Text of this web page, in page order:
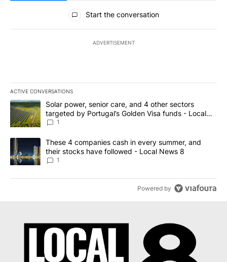
All Comments
Start the conversation
ADVERTISEMENT
ACTIVE CONVERSATIONS
The following is a list of the most commented articles in the last
A trending article titled "Solar power, senior care, and 4 other
Solar power, senior care, and 4 other sectors
targeted by Portugal’s Golden Visa funds - Local
News 8
1
A trending article titled "These 4 companies cash in every
These 4 companies cash in every summer, and
their stocks have followed - Local News 8
1
Powered by